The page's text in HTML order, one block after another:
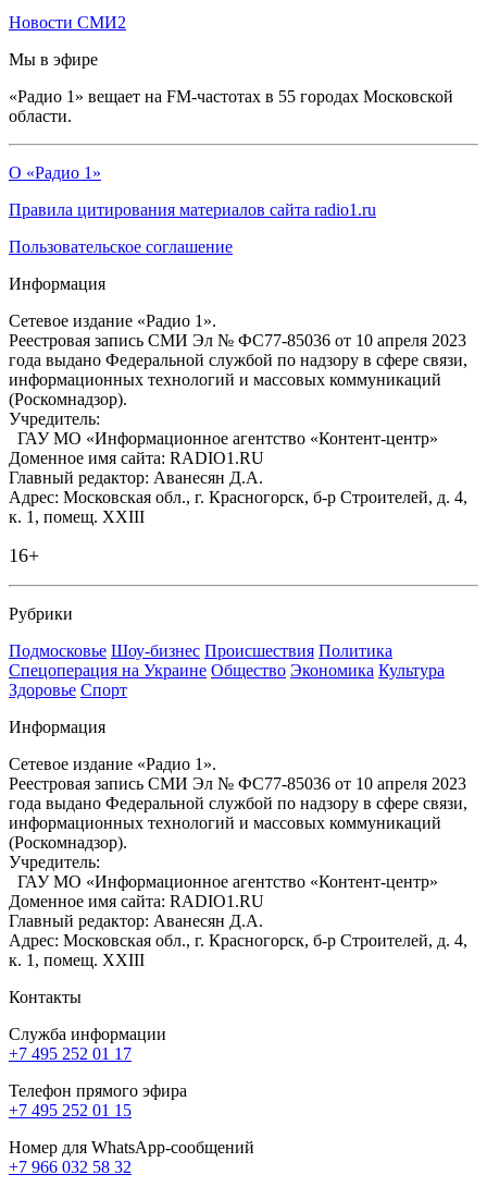
Новости СМИ2
Мы в эфире
«Радио 1» вещает на FM-частотах в 55 городах Московской
области.
О «Радио 1»
Правила цитирования материалов сайта radio1.ru
Пользовательское соглашение
Информация
Сетевое издание «Радио 1».
Реестровая запись СМИ Эл № ФС77-85036 от 10 апреля 2023
года выдано Федеральной службой по надзору в сфере связи,
информационных технологий и массовых коммуникаций
(Роскомнадзор).
Учредитель:
ГАУ МО «Информационное агентство «Контент-центр»
Доменное имя сайта: RADIO1.RU
Главный редактор: Аванесян Д.А.
Адрес: Московская обл., г. Красногорск, б-р Строителей, д. 4,
к. 1, помещ. XXIII
16+
Рубрики
Подмосковье Шоу-бизнес Происшествия Политика
Спецоперация на Украине Общество Экономика Культура
Здоровье Спорт
Информация
Сетевое издание «Радио 1».
Реестровая запись СМИ Эл № ФС77-85036 от 10 апреля 2023
года выдано Федеральной службой по надзору в сфере связи,
информационных технологий и массовых коммуникаций
(Роскомнадзор).
Учредитель:
ГАУ МО «Информационное агентство «Контент-центр»
Доменное имя сайта: RADIO1.RU
Главный редактор: Аванесян Д.А.
Адрес: Московская обл., г. Красногорск, б-р Строителей, д. 4,
к. 1, помещ. XXIII
Контакты
Служба информации
+7 495 252 01 17
Телефон прямого эфира
+7 495 252 01 15
Номер для WhatsApp-сообщений
+7 966 032 58 32